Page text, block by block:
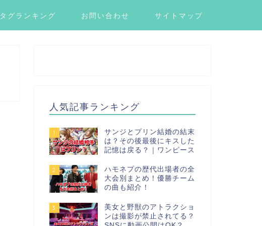
タグランキング お問い合わせ サイトマップ
人気記事ランキング
1
サンジとプリン結婚の結末
は？その後最後にキスした
記憶は戻る？｜ワンピース
2
ハモネプの歴代出場者の全
大会別まとめ！優勝チーム
の曲も紹介！
3
美女と野獣のアトラクショ
ンは撮影が禁止されてる？